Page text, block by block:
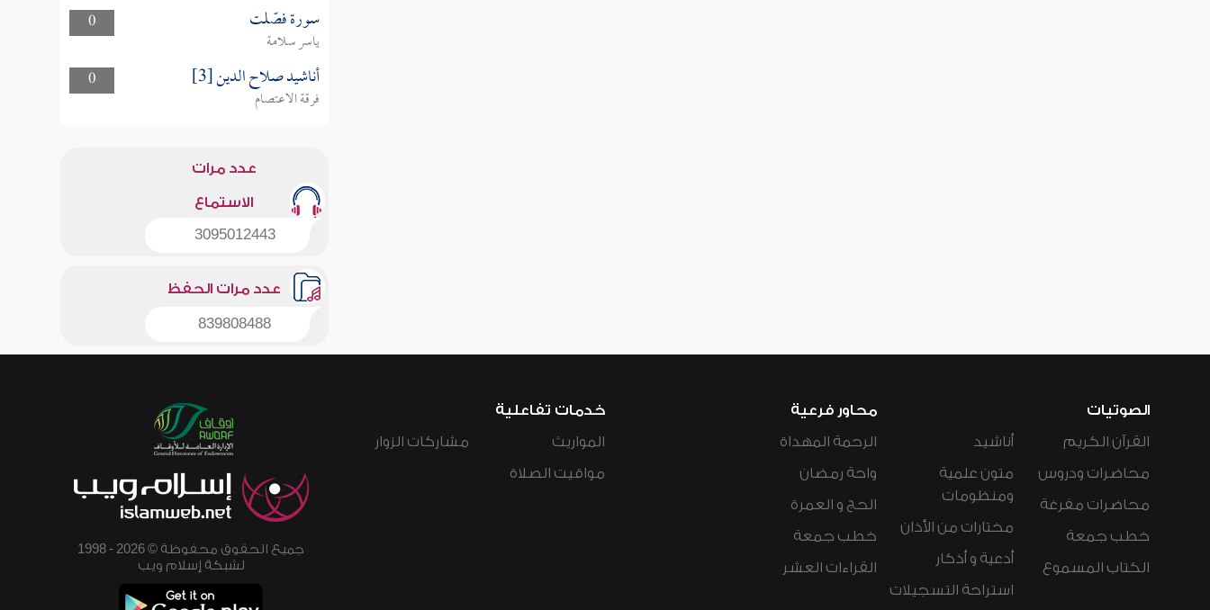
0
سورة فصّلت
ياسر سلامة
0
أناشيد صلاح الدين [3]
فرقة الاعتصام
عدد مرات
الاستماع
3095012443
عدد مرات الحفظ
839808488
الصوتيات
القرآن الكريم
محاضرات ودروس
محاضرات مفرغة
خطب جمعة
الكتاب المسموع
أناشيد
متون علمية
ومنظومات
مختارات من الأذان
أدعية و أذكار
استراحة التسجيلات
محاور فرعية
الرحمة المهداة
واحة رمضان
الحج و العمرة
خطب جمعة
القراءات العشر
خدمات تفاعلية
المواريث
مواقيت الصلاة
مشاركات الزوار
جميع الحقوق محفوظة © 2026 - 1998
لشبكة إسلام ويب